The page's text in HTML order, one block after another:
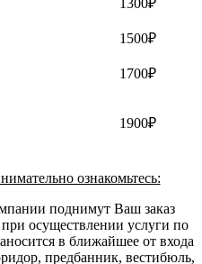
1500₽
1700₽
1900₽
ознакомьтесь:
поднимут Ваш заказ
осуществлении услуги по
в ближайшее от входа
предбанник, вестибюль,